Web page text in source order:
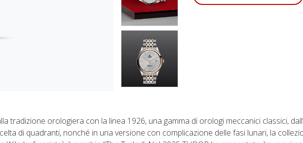
tradizione orologiera con la linea 1926, una gamma di orologi meccanici classici,
di quadranti, nonché in una versione con complicazione delle fasi lunari, la